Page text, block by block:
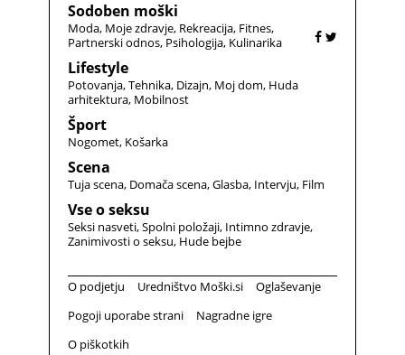
Sodoben moški
Moda Moje zdravje Rekreacija Fitnes
Partnerski odnos Psihologija Kulinarika
Lifestyle
Potovanja Tehnika Dizajn Moj dom Huda
arhitektura Mobilnost
Šport
Nogomet Košarka
Scena
Tuja scena Domača scena Glasba Intervju Film
Vse o seksu
Seksi nasveti Spolni položaji Intimno zdravje
Zanimivosti o seksu Hude bejbe
O podjetju Uredništvo Moški.si
Oglaševanje
Pogoji uporabe strani
Nagradne igre
O piškotkih